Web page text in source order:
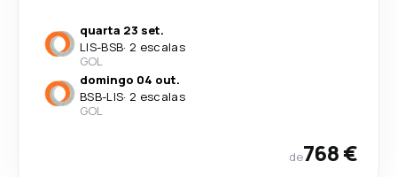
quarta 23 set.
LIS-BSB· 2 escalas
GOL
domingo 04 out.
BSB-LIS· 2 escalas
GOL
de768 €